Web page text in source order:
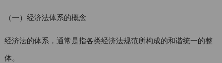
（一）经济法体系的概念
经济法的体系，通常是指各类经济法规范所构成的和谐统一的整
体。